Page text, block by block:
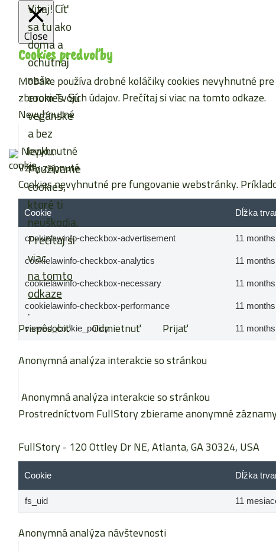
Vitaj! Cíť
sa tu ako
doma a
ochutnaj
naše
cookies. Sú
vegánske
a bez
lepku.
Používame
cookies,
ktoré ti
neuškodia.
Prečítaj si
viac
na tomto
odkaze
.
Prispôsobiť Odmietnuť Prijať
Close
Cookies predvoľby
Mobake používa drobné koláčiky cookies nevyhnutné
zberom Tvojich údajov. Prečítaj si viacna tomto odkaze.
Nevyhnutné
Nevyhnutné
Vždy zapnuté
Cookies nevyhnutné pre fungovanie webstránky.
Cookie Dĺžka
cookielawinfo-checkbox-advertisement 11 months
cookielawinfo-checkbox-analytics 11 months
cookielawinfo-checkbox-necessary 11 months
cookielawinfo-checkbox-performance 11 months
viewed_cookie_policy 11 months
Anonymná analýza interakcie so stránkou
Anonymná analýza interakcie so stránkou
Prostredníctvom FullStory zbierame anonymné
FullStory- 120 Ottley Dr NE, Atlanta, GA 30324, USA
Cookie Dĺžka
fs_uid 11
Anonymná analýza návštevnosti